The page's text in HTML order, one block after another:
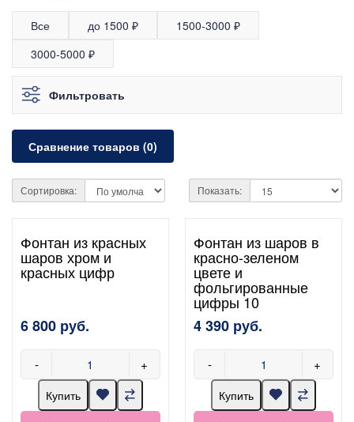
Все до 1500 ₽
1500-3000 ₽
3000-5000 ₽
Фильтровать
Сравнение товаров (0)
Сортировка: Показать:
Фонтан из красных
шаров хром и
красных цифр
6 800 руб.
- +
Купить
Фонтан из шаров в
красно-зеленом
цвете и
фольгированные
цифры 10
4 390 руб.
- +
Купить